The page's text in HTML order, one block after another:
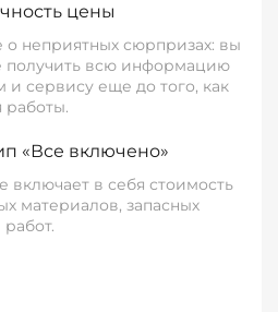
цены
о неприятных сюрпризах: вы
получить всю информацию
и сервису еще до того, как
работы.
«Все включено»
включает в себя стоимость
материалов, запасных